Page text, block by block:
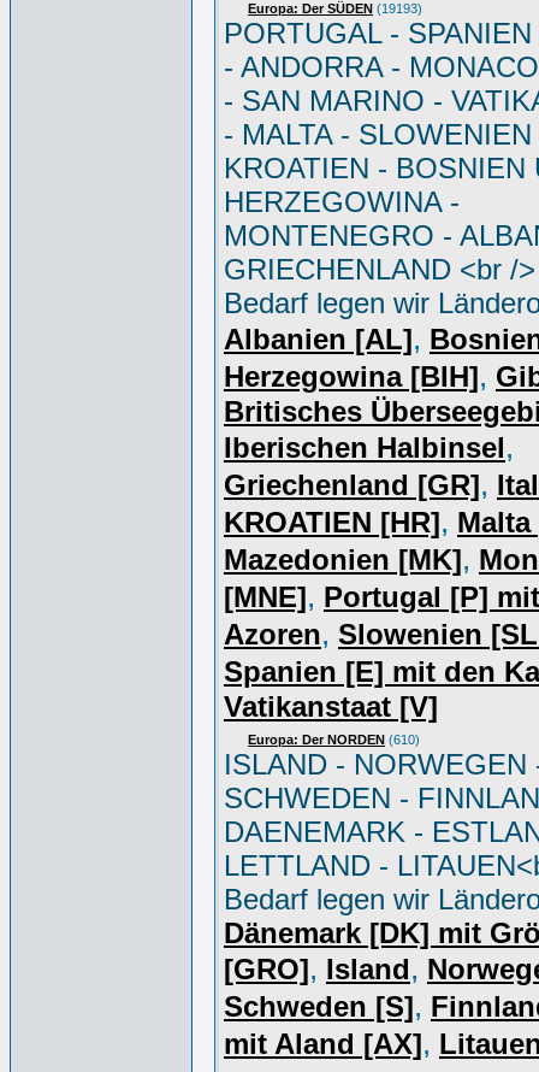
Europa: Der SÜDEN (19193)
PORTUGAL -
- ANDORRA -
- SAN MARINO -
- MALTA - SLOWENIEN
KROATIEN - BOSNIEN
HERZEGOWINA -
MONTENEGRO -
GRIECHENLAND <br /
Bedarf legen wir
Albanien [AL],
Herzegowina [BIH],
Britisches
Iberischen Halbinsel,
Griechenland [GR],
KROATIEN [HR], Malta
Mazedonien [MK],
[MNE], Portugal [P]
Azoren, Slowenien
Spanien [E] mit den
Vatikanstaat [V]
Europa: Der NORDEN (610)
ISLAND - NORWEGEN
SCHWEDEN -
DAENEMARK -
LETTLAND -
Bedarf legen wir
Dänemark [DK] mit
[GRO], Island,
Schweden [S],
mit Aland [AX],